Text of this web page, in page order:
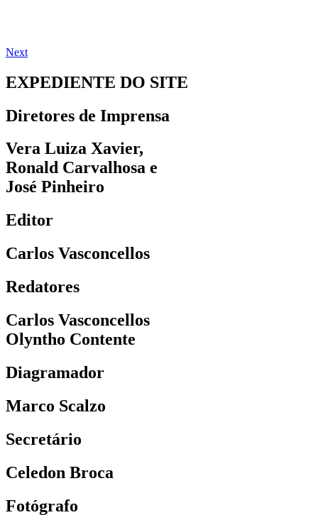
Next
EXPEDIENTE DO SITE
Diretores de Imprensa
Vera Luiza Xavier,
Ronald Carvalhosa e
José Pinheiro
Editor
Carlos Vasconcellos
Redatores
Carlos Vasconcellos
Olyntho Contente
Diagramador
Marco Scalzo
Secretário
Celedon Broca
Fotógrafo